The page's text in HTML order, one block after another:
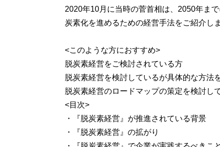
2020年10月に当時の菅首相は、2050年ま
炭素化を進めるための経営手法をご紹介し
<このような方におすすめ>
脱炭素経営をご検討されている方
脱炭素経営を検討しているが具体的な方法
脱炭素経営のロードマップの策定を検討し
<目次>
・『脱炭素経営』が推進されている背景
・『脱炭素経営』の拡がり